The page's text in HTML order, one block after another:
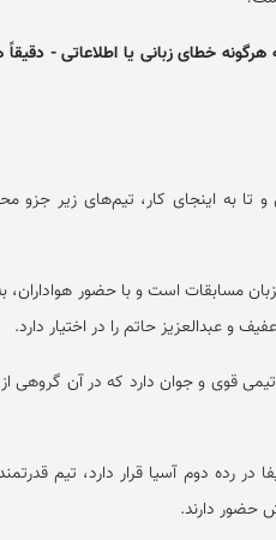
خطای زبانی یا اطلاعاتی -
تا به اینجای کار، تیم‌های زیر جزو
مسابقات است و با حضور
و عبدالعزیز حاتم را در اختیار دارد.
قوی و جوان دارد که در آن گروهی از
در رده دوم آسیا قرار دارد، تیم
حضور دارند.